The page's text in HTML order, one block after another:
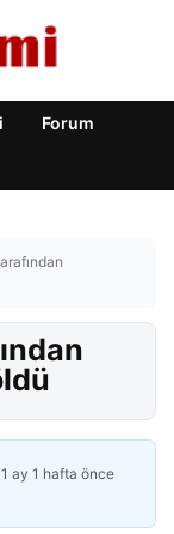
Forum
1 ay 1 hafta önce